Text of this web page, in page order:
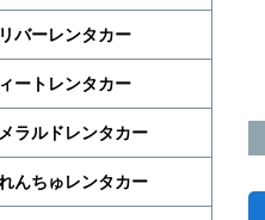
バーレンタカー
ートレンタカー
ラルドレンタカー
んちゅレンタカー